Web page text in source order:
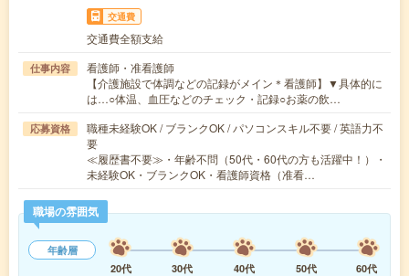
交通費
交通費全額支給
仕事内容
看護師・准看護師
【介護施設で体調などの記録がメイン＊看護師】▼具体的に
は…○体温、血圧などのチェック・記録○お薬の飲…
応募資格
職種未経験OK / ブランクOK / パソコンスキル不要 / 英語力不
要
≪履歴書不要≫・年齢不問（50代・60代の方も活躍中！）・
未経験OK・ブランクOK・看護師資格（准看…
職場の雰囲気
年齢層
20代
30代 40代 50代
60代